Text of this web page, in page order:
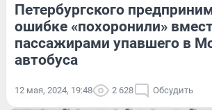
Петербургского
ошибке «похоронили»
пассажирами упавшего в
автобуса
12 мая, 2024, 19:48 2 628 Обсудить